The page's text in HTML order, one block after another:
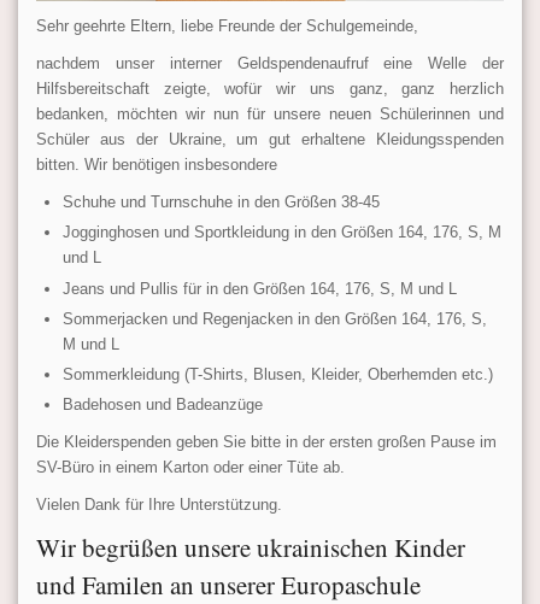
Sehr geehrte Eltern, liebe Freunde der Schulgemeinde,
nachdem unser interner Geldspendenaufruf eine Welle der
Hilfsbereitschaft zeigte, wofür wir uns ganz, ganz herzlich
bedanken, möchten wir nun für unsere neuen Schülerinnen und
Schüler aus der Ukraine, um gut erhaltene Kleidungsspenden
bitten. Wir benötigen insbesondere
Schuhe und Turnschuhe in den Größen 38-45
Jogginghosen und Sportkleidung in den Größen 164, 176, S, M
und L
Jeans und Pullis für in den Größen 164, 176, S, M und L
Sommerjacken und Regenjacken in den Größen 164, 176, S,
M und L
Sommerkleidung (T-Shirts, Blusen, Kleider, Oberhemden etc.)
Badehosen und Badeanzüge
Die Kleiderspenden geben Sie bitte in der ersten großen Pause im
SV-Büro in einem Karton oder einer Tüte ab.
Vielen Dank für Ihre Unterstützung.
Wir begrüßen unsere ukrainischen Kinder
und Familen an unserer Europaschule